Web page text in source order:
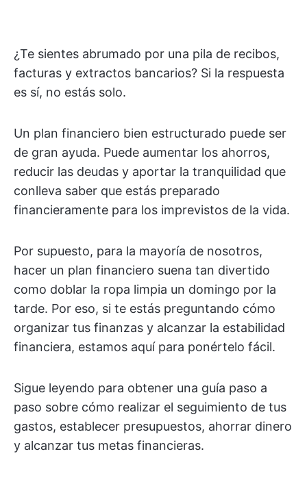
¿Te sientes abrumado por una pila de recibos,
facturas y extractos bancarios? Si la respuesta
es sí, no estás solo.
Un plan financiero bien estructurado puede ser
de gran ayuda. Puede aumentar los ahorros,
reducir las deudas y aportar la tranquilidad que
conlleva saber que estás preparado
financieramente para los imprevistos de la vida.
Por supuesto, para la mayoría de nosotros,
hacer un plan financiero suena tan divertido
como doblar la ropa limpia un domingo por la
tarde. Por eso, si te estás preguntando cómo
organizar tus finanzas y alcanzar la estabilidad
financiera, estamos aquí para ponértelo fácil.
Sigue leyendo para obtener una guía paso a
paso sobre cómo realizar el seguimiento de tus
gastos, establecer presupuestos, ahorrar dinero
y alcanzar tus metas financieras.